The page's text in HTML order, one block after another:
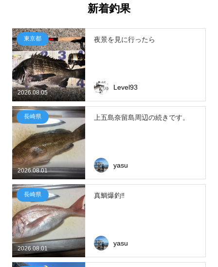
新着釣果
2026.08.05
東京都 夜景を見に行ったら
Level93
2026.08.01
長崎県 上五島奈留島周辺の続きです。
yasu
2026.08.01
長崎県 真鯛爆釣‼
yasu